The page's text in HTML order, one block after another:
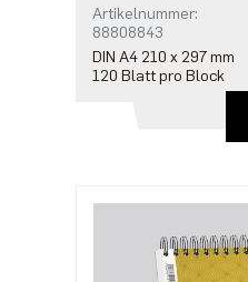
Artikelnummer:
88808843
DIN A4 210 x 297 mm
120 Blatt pro Block